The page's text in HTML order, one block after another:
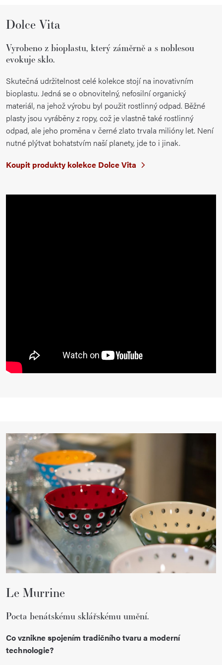
Dolce Vita
Vyrobeno z bioplastu, který záměrně a s noblesou
evokuje sklo.
Skutečná udržitelnost celé kolekce stojí na inovativním
bioplastu. Jedná se o obnovitelný, nefosilní organický
materiál, na jehož výrobu byl použit rostlinný odpad. Běžné
plasty jsou vyráběny z ropy, což je vlastně také rostlinný
odpad, ale jeho proměna v černé zlato trvala milióny let. Není
nutné plýtvat bohatstvím naší planety, jde to i jinak.
Koupit produkty kolekce Dolce Vita
Le Murrine
Pocta benátskému sklářskému umění.
Co vznikne spojením tradičního tvaru a moderní
technologie?